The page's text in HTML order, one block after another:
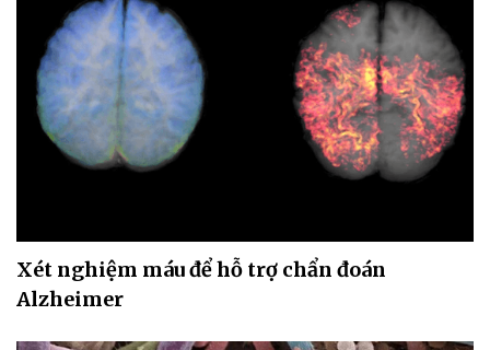
Xét nghiệm máu để hỗ trợ chẩn đoán